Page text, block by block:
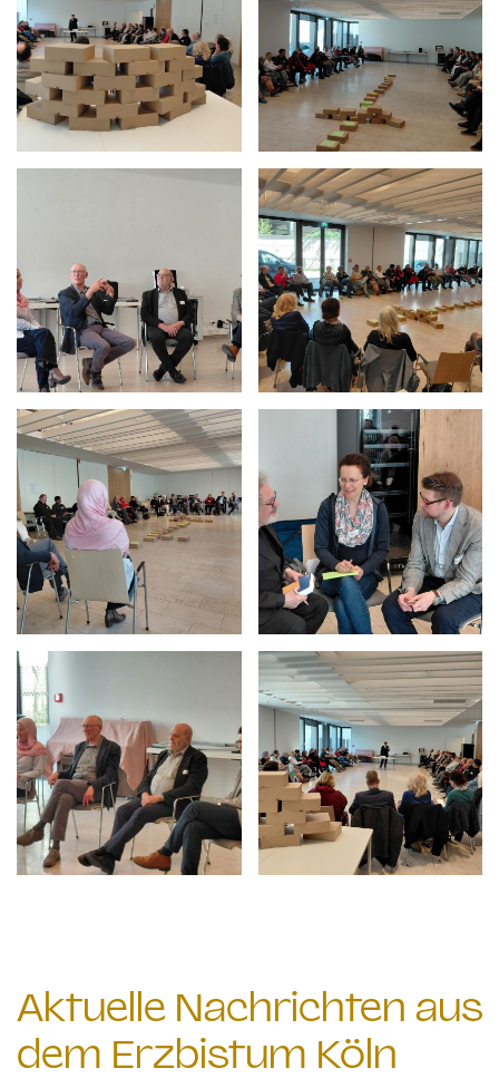
Aktuelle Nachrichten aus
dem Erzbistum Köln